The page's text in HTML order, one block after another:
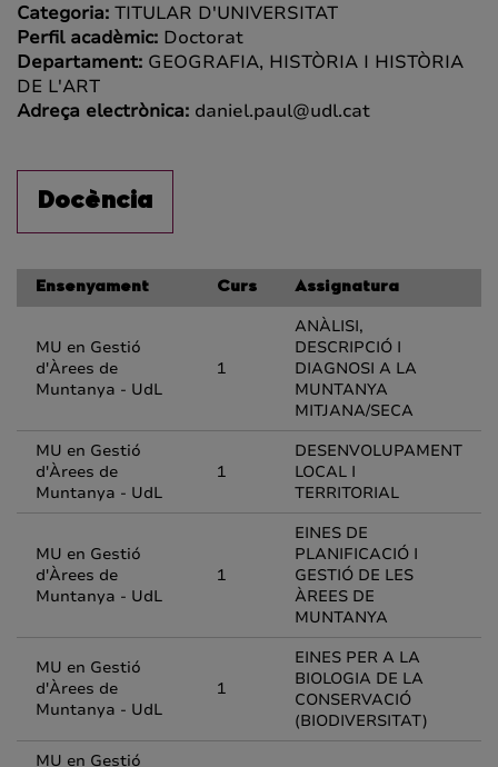
Categoria: TITULAR D'UNIVERSITAT
Perfil acadèmic: Doctorat
Departament: GEOGRAFIA, HISTÒRIA I HISTÒRIA
DE L'ART
Adreça electrònica: daniel.paul@udl.cat
Docència
Ensenyament Curs Assignatura
MU en Gestió
d'Àrees de
Muntanya - UdL
1
ANÀLISI,
DESCRIPCIÓ I
DIAGNOSI A LA
MUNTANYA
MITJANA/SECA
MU en Gestió
d'Àrees de
Muntanya - UdL
1
DESENVOLUPAMENT
LOCAL I
TERRITORIAL
MU en Gestió
d'Àrees de
Muntanya - UdL
1
EINES DE
PLANIFICACIÓ I
GESTIÓ DE LES
ÀREES DE
MUNTANYA
MU en Gestió
d'Àrees de
Muntanya - UdL
1
EINES PER A LA
BIOLOGIA DE LA
CONSERVACIÓ
(BIODIVERSITAT)
MU en Gestió